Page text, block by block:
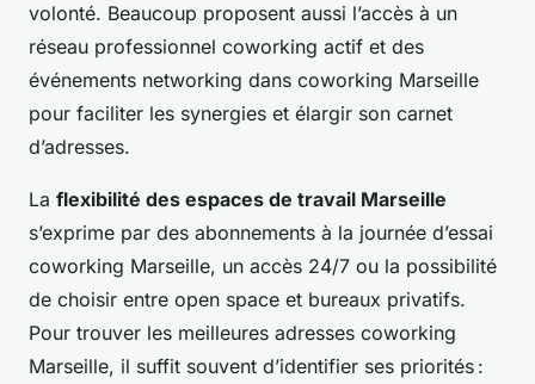
volonté. Beaucoup proposent aussi l’accès à un
réseau professionnel coworking actif et des
événements networking dans coworking Marseille
pour faciliter les synergies et élargir son carnet
d’adresses.
La flexibilité des espaces de travail Marseille
s’exprime par des abonnements à la journée d’essai
coworking Marseille, un accès 24/7 ou la possibilité
de choisir entre open space et bureaux privatifs.
Pour trouver les meilleures adresses coworking
Marseille, il suffit souvent d’identifier ses priorités :